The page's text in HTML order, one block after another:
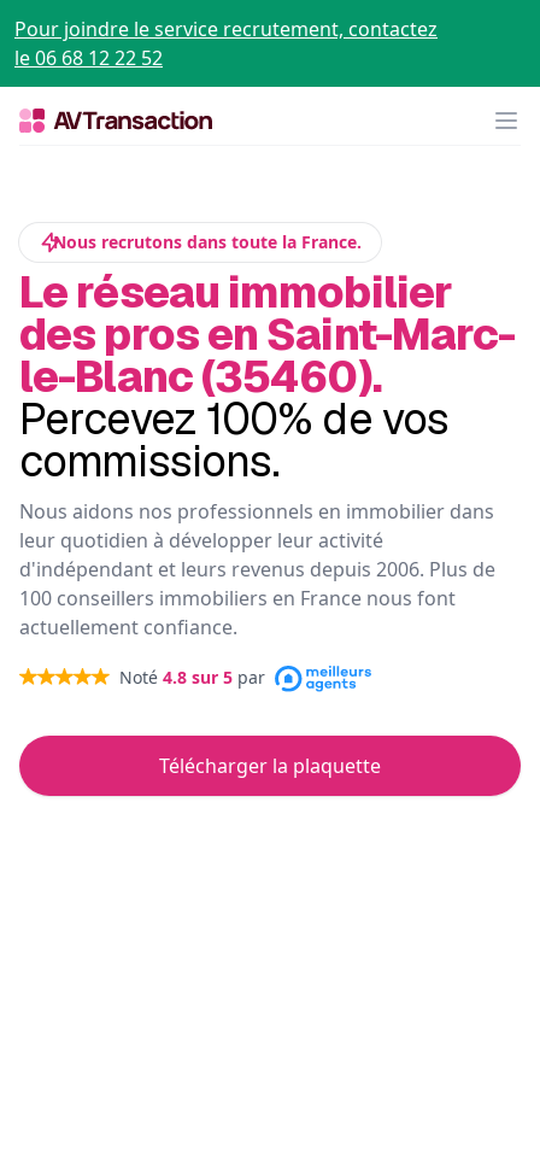
Pour joindre le service recrutement, contactez
le 06 68 12 22 52
Nous recrutons dans toute la France.
Le réseau immobilier
des pros en Saint-Marc-
le-Blanc (35460).
Percevez 100% de vos
commissions.
Nous aidons nos professionnels en immobilier dans
leur quotidien à développer leur activité
d'indépendant et leurs revenus depuis 2006. Plus de
100 conseillers immobiliers en France nous font
actuellement confiance.
Noté 4.8 sur 5 par
Télécharger la plaquette